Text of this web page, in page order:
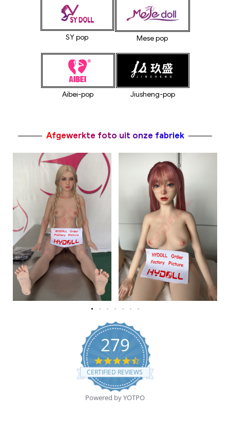
SY pop Mese pop
Aibei-pop Jiusheng-pop
Afgewerkte foto uit onze fabriek
279
4.7 star rating
CERTIFIED REVIEWS
Powered by YOTPO